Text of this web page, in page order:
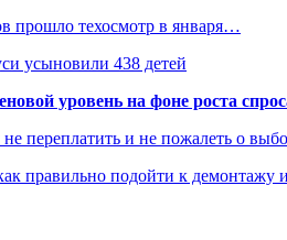
прошло техосмотр в января…
усыновили 438 детей
уровень на фоне роста
переплатить и не пожалеть о
правильно подойти к демонтажу